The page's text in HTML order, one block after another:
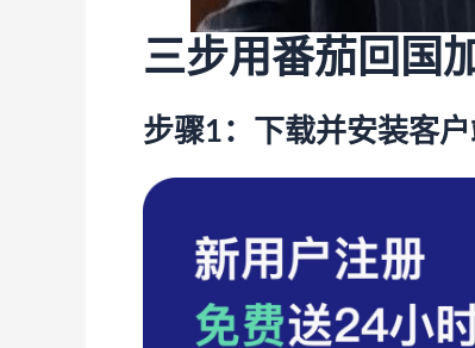
三步用番茄回国
步骤1：下载并安装客